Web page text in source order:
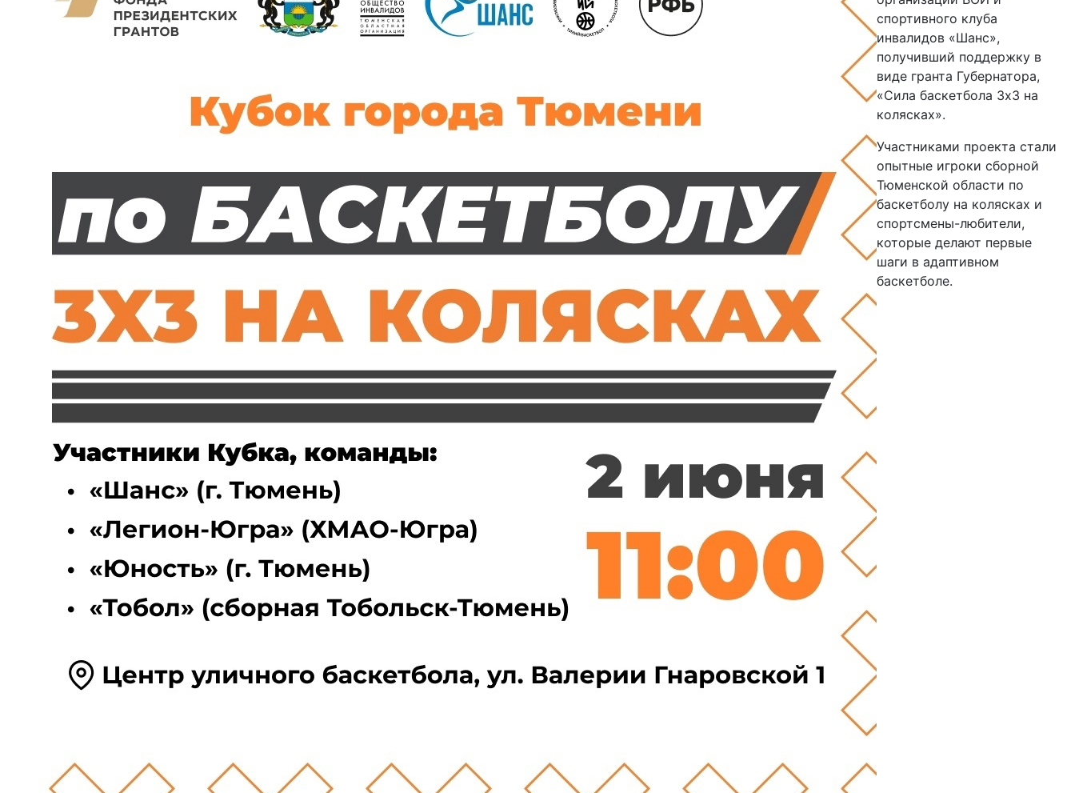
спортивного клуба
инвалидов «Шанс»,
получивший поддержку в
виде гранта Губернатора,
«Сила баскетбола 3x3 на
колясках».
Участниками проекта стали
опытные игроки сборной
Тюменской области по
баскетболу на колясках и
спортсмены-любители,
которые делают первые
шаги в адаптивном
баскетболе.